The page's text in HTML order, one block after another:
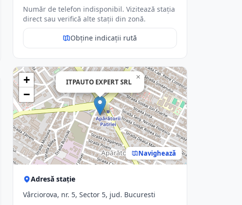
Număr de telefon indisponibil. Vizitează stația
direct sau verifică alte stații din zonă.
Obține indicații rută
ITPAUTO EXPERT SRL
×
+
−
Navighează
Adresă stație
Vârciorova, nr. 5, Sector 5, jud. Bucuresti